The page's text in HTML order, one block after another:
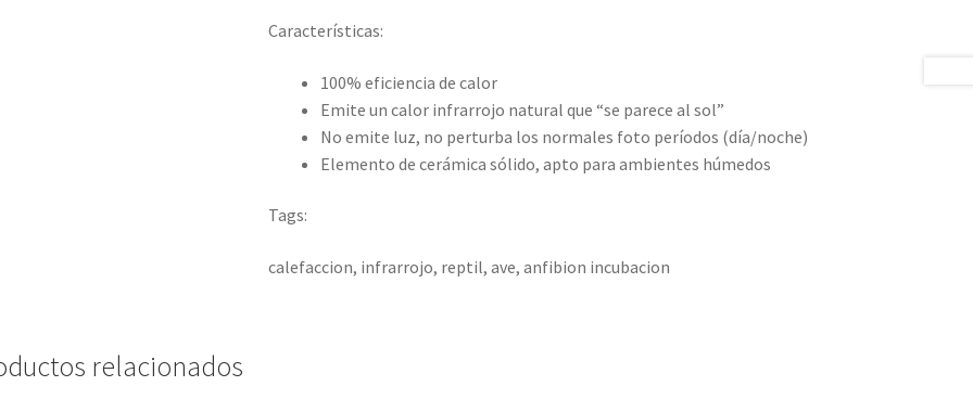
Características:
100% eficiencia de calor
Emite un calor infrarrojo natural que “se parece al sol”
No emite luz, no perturba los normales foto períodos (día/noche)
Elemento de cerámica sólido, apto para ambientes húmedos
Tags:
calefaccion, infrarrojo, reptil, ave, anfibion incubacion
relacionados